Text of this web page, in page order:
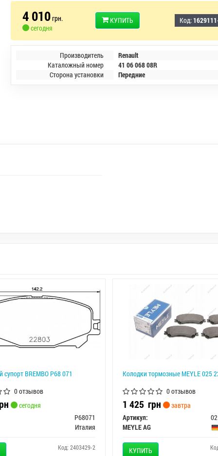
4 010грн.
сегодня
КУПИТЬ Код:
Производитель
Renault
Каталожный номер
41 06 068 08R
Сторона установки
Передние
супорт BREMBO P68 071
0 отзывов
сегодня
P68071
Италия
Код: 2403429-2
Колодки тормозные MEYLE 025
0 отзывов
1 425 грн
завтра
Артикул:
MEYLE AG
КУПИТЬ